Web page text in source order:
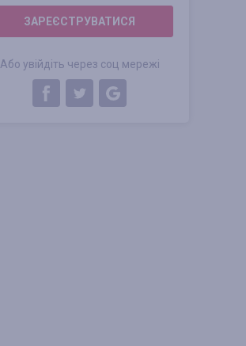
ЗАРЕЄСТРУВАТИСЯ
Або увійдіть через соц мережі